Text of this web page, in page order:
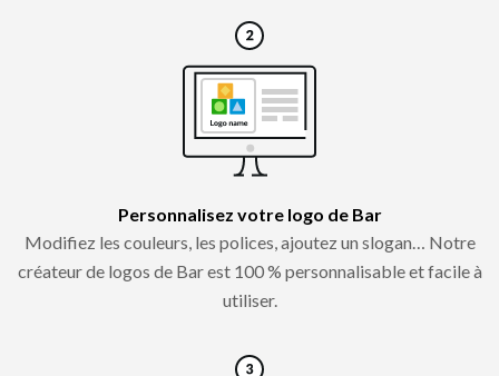
Personnalisez votre logo de Bar
Modifiez les couleurs, les polices, ajoutez un slogan… Notre
créateur de logos de Bar est 100 % personnalisable et facile à
utiliser.